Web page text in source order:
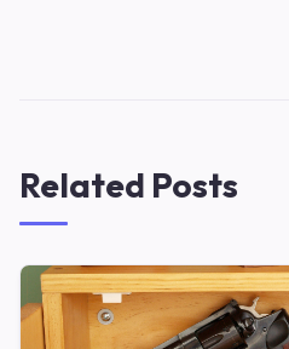
Related Posts